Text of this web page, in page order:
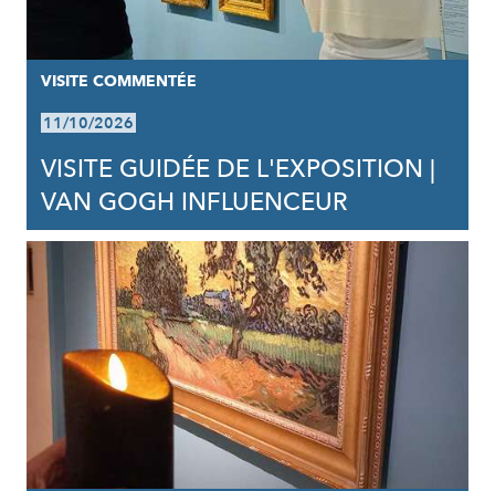
VISITE COMMENTÉE
11/10/2026
VISITE GUIDÉE DE L'EXPOSITION |
VAN GOGH INFLUENCEUR